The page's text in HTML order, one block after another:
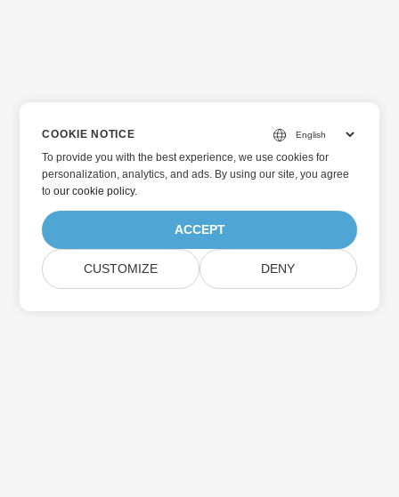
COOKIE NOTICE
To provide you with the best experience, we use cookies for
personalization, analytics, and ads. By using our site, you agree
toour cookie policy.
ACCEPT
CUSTOMIZE DENY